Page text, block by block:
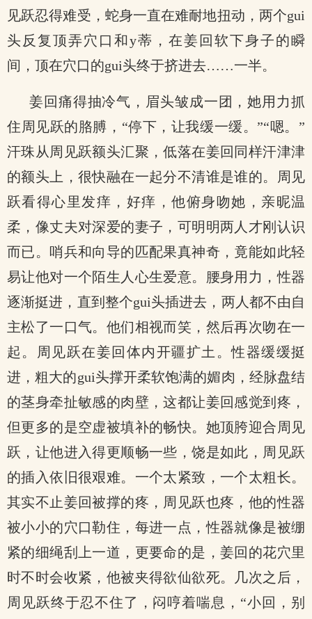
见跃忍得难受，蛇身一直在难耐地扭动，两个gui
头反复顶弄穴口和y蒂，在姜回软下身子的瞬
间，顶在穴口的gui头终于挤进去……一半。
姜回痛得抽冷气，眉头皱成一团，她用力抓
住周见跃的胳膊，“停下，让我缓一缓。”“嗯。”
汗珠从周见跃额头汇聚，低落在姜回同样汗津津
的额头上，很快融在一起分不清谁是谁的。周见
跃看得心里发痒，好痒，他俯身吻她，亲昵温
柔，像丈夫对深爱的妻子，可明明两人才刚认识
而已。哨兵和向导的匹配果真神奇，竟能如此轻
易让他对一个陌生人心生爱意。腰身用力，性器
逐渐挺进，直到整个gui头插进去，两人都不由自
主松了一口气。他们相视而笑，然后再次吻在一
起。周见跃在姜回体内开疆扩土。性器缓缓挺
进，粗大的gui头撑开柔软饱满的媚肉，经脉盘结
的茎身牵扯敏感的肉壁，这都让姜回感觉到疼，
但更多的是空虚被填补的畅快。她顶胯迎合周见
跃，让他进入得更顺畅一些，饶是如此，周见跃
的插入依旧很艰难。一个太紧致，一个太粗长。
其实不止姜回被撑的疼，周见跃也疼，他的性器
被小小的穴口勒住，每进一点，性器就像是被绷
紧的细绳刮上一道，更要命的是，姜回的花穴里
时不时会收紧，他被夹得欲仙欲死。几次之后，
周见跃终于忍不住了，闷哼着喘息，“小回，别